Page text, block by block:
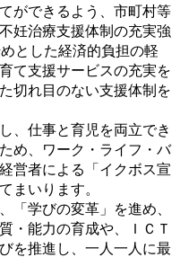
ができるよう、市町村等
妊治療支援体制の充実強
とした経済的負担の軽
て支援サービスの充実を
切れ目のない支援体制を
、仕事と育児を両立でき
め、ワーク・ライフ・バ
営者による「イクボス宣
まいります。
「学びの変革」を進め、
・能力の育成や、ＩＣＴ
を推進し、一人一人に最